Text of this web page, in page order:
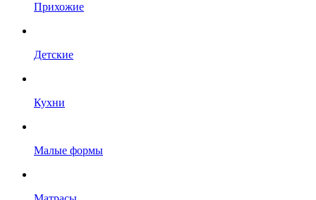
Прихожие
Детские
Кухни
Малые формы